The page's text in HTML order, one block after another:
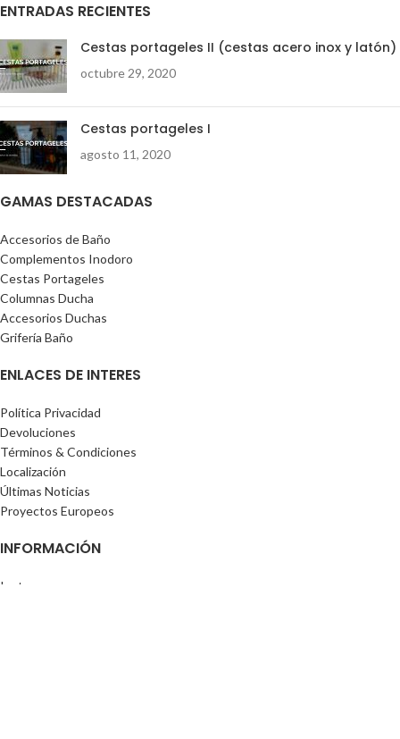
ENTRADAS RECIENTES
Cestas portageles II (cestas acero inox y latón)
octubre 29, 2020
Cestas portageles I
agosto 11, 2020
GAMAS DESTACADAS
Accesorios de Baño
Complementos Inodoro
Cestas Portageles
Columnas Ducha
Accesorios Duchas
Grifería Baño
ENLACES DE INTERES
Política Privacidad
Devoluciones
Términos & Condiciones
Localización
Últimas Noticias
Proyectos Europeos
INFORMACIÓN
Instagram